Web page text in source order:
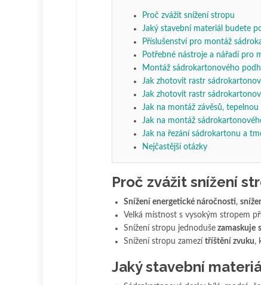
Proč zvážit snížení stropu
Jaký stavební materiál budete
Příslušenství pro montáž
Potřebné nástroje a nářadí pro
Montáž sádrokartonového
Jak zhotovit rastr
Jak zhotovit rastr
Jak na montáž závěsů,
Jak na montáž
Jak na řezání sádrokartonu a
Nejčastější otázky
Proč zvážit snížení
Snížení energetické náročnosti,
Velká místnost s vysokým stropem
Snížení stropu jednoduše zamaskuje
Snížení stropu zamezí tříštění zvuku,
Jaký stavební